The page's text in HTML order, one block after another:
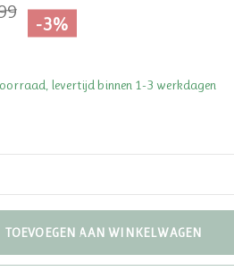
-3%
levertijd binnen 1-3 werkdagen
TOEVOEGEN AAN WINKELWAGEN